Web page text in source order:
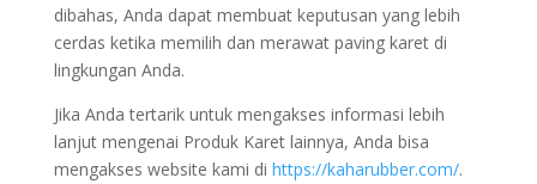
dibahas, Anda dapat membuat keputusan yang lebih
cerdas ketika memilih dan merawat paving karet di
lingkungan Anda.
Jika Anda tertarik untuk mengakses informasi lebih
lanjut mengenai Produk Karet lainnya, Anda bisa
mengakses website kami di https://kaharubber.com/.